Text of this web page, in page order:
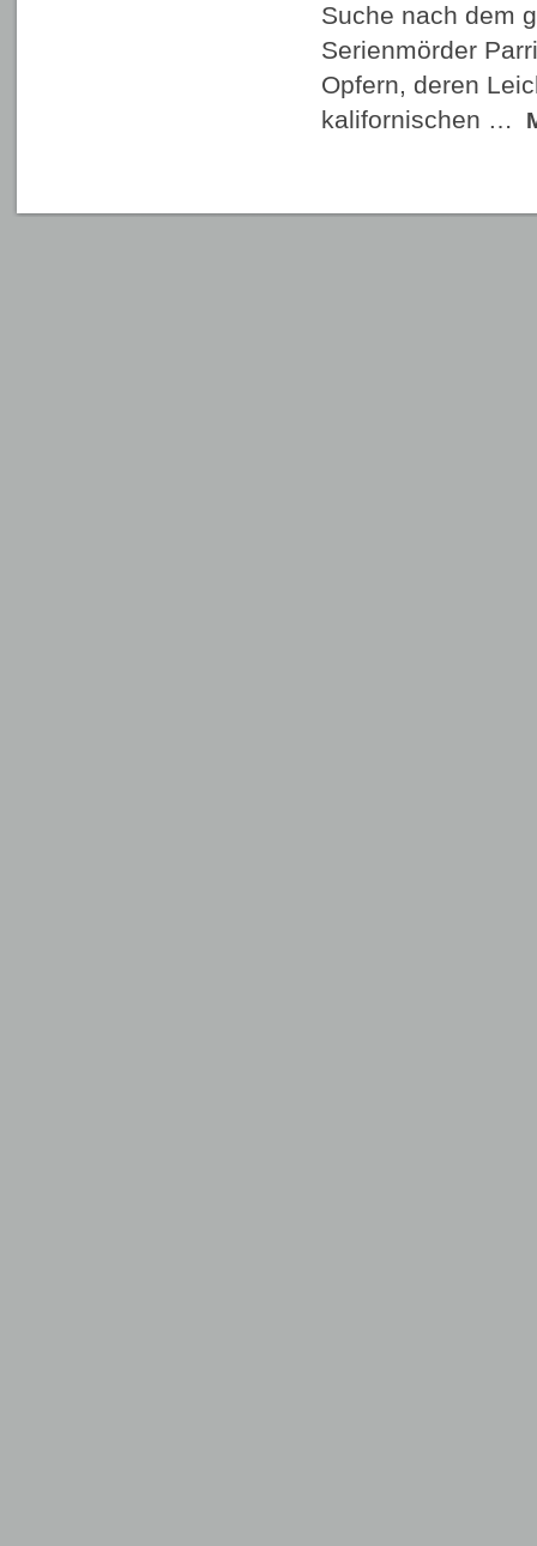
Suche nach dem
Serienmörder
Opfern, deren
kalifornischen …